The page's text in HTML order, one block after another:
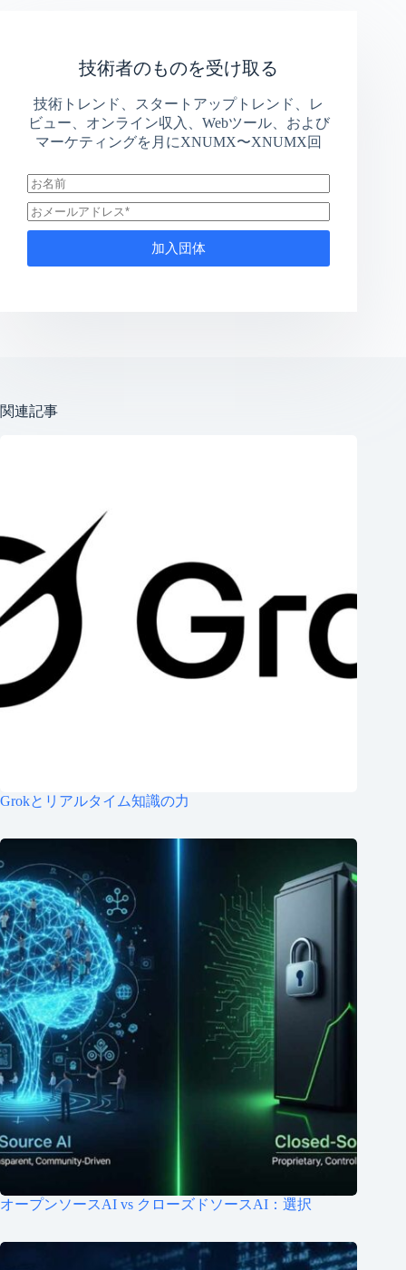
技術者のものを受け取る
技術トレンド、スタートアップトレンド、レ
ビュー、オンライン収入、Webツール、および
マーケティングを月にXNUMX〜XNUMX回
加入団体
関連記事
Grokとリアルタイム知識の力
オープンソースAI vs クローズドソースAI：選択